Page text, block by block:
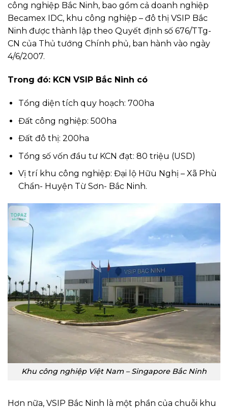
công nghiệp Bắc Ninh, bao gồm cả doanh nghiệp
Becamex IDC, khu công nghiệp – đô thị VSIP Bắc
Ninh được thành lập theo Quyết định số 676/TTg-
CN của Thủ tướng Chính phủ, ban hành vào ngày
4/6/2007.
Trong đó: KCN VSIP Bắc Ninh có
Tổng diện tích quy hoạch: 700ha
Đất công nghiệp: 500ha
Đất đô thị: 200ha
Tổng số vốn đầu tư KCN đạt: 80 triệu (USD)
Vị trí khu công nghiệp: Đại lộ Hữu Nghị – Xã Phù
Chẩn- Huyện Từ Sơn- Bắc Ninh.
Khu công nghiệp Việt Nam – Singapore Bắc Ninh
Hơn nữa, VSIP Bắc Ninh là một phần của chuỗi khu